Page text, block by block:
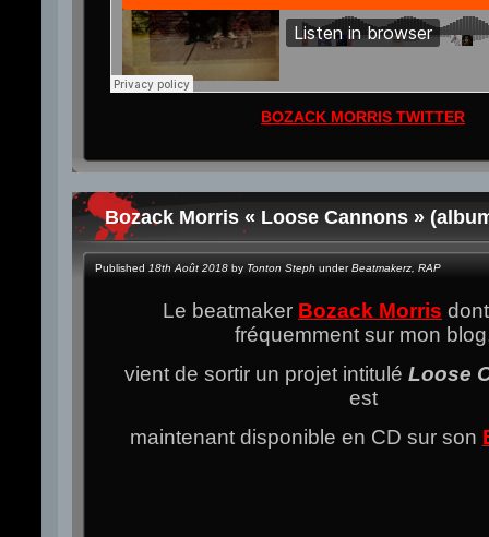
BOZACK MORRIS TWITTER
Bozack Morris « Loose Cannons »
Published 18th Août 2018 by Tonton Steph underBeatmakerz RAP
Le beatmaker Bozack Morris
fréquemment sur mon
vient de sortir un projet intitulé Loose
est
maintenant disponible en CD sur son